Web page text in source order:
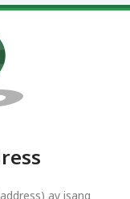
ay isang